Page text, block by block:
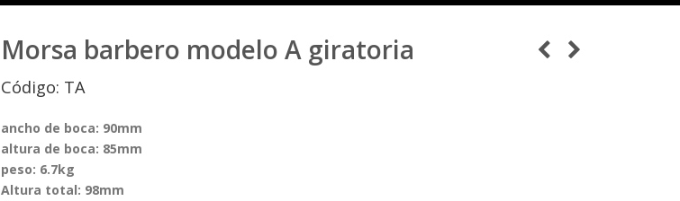
Morsa barbero modelo A giratoria
Código: TA
ancho de boca: 90mm
altura de boca: 85mm
peso: 6.7kg
Altura total: 98mm